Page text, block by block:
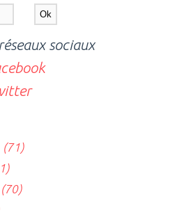
sociaux
(71)
(70)